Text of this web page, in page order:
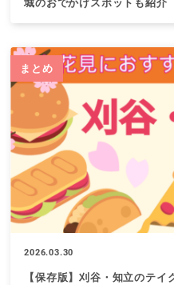
城のおでかけスポットも紹介
まとめ
2026.03.30
【保存版】刈谷・知立のテ